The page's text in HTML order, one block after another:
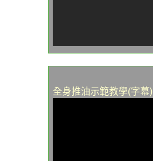
全身推油示範教學(字幕)